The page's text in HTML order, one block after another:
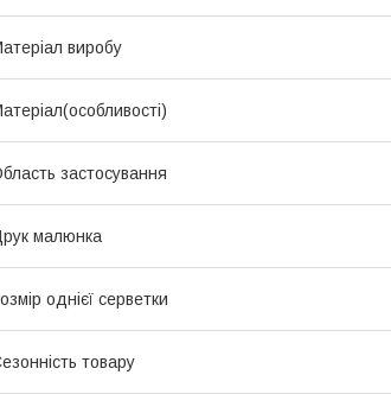
виробу
застосування
малюнка
однієї серветки
товару